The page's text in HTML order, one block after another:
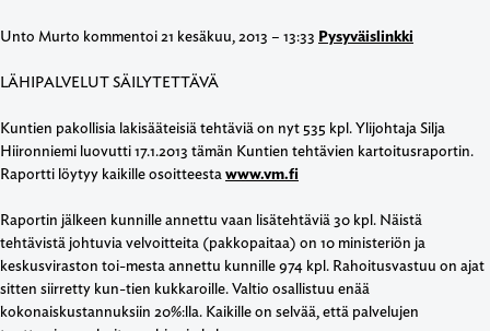
Unto Murto kommentoi 21 kesäkuu, 2013 – 13:33 Pysyväislinkki
LÄHIPALVELUT SÄILYTETTÄVÄ
Kuntien pakollisia lakisääteisiä tehtäviä on nyt 535 kpl. Ylijohtaja Silja
Hiironniemi luovutti 17.1.2013 tämän Kuntien tehtävien kartoitusraportin.
Raportti löytyy kaikille osoitteesta www.vm.fi
Raportin jälkeen kunnille annettu vaan lisätehtäviä 30 kpl. Näistä
tehtävistä johtuvia velvoitteita (pakkopaitaa) on 10 ministeriön ja
keskusviraston toi-mesta annettu kunnille 974 kpl. Rahoitusvastuu on ajat
sitten siirretty kun-tien kukkaroille. Valtio osallistuu enää
kokonaiskustannuksiin 20%:lla. Kaikille on selvää, että palvelujen